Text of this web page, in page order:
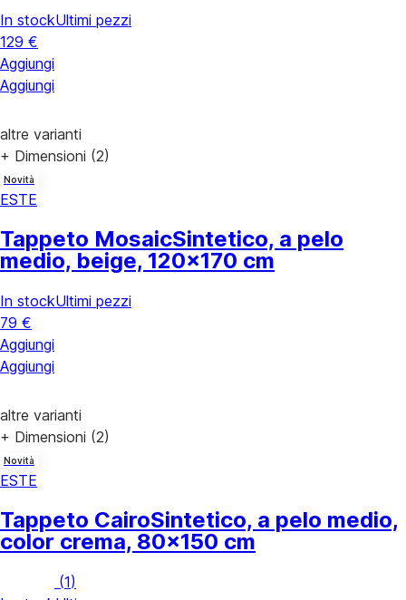
In stockUltimi pezzi
129 €
Aggiungi
Aggiungi
altre varianti
+ Dimensioni (2)
Novità
ESTE
Tappeto MosaicSintetico, a pelo
medio, beige, 120x170 cm
In stockUltimi pezzi
79 €
Aggiungi
Aggiungi
altre varianti
+ Dimensioni (2)
Novità
ESTE
Tappeto CairoSintetico, a pelo medio,
color crema, 80x150 cm
(1)